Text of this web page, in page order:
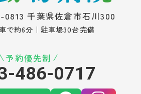
0813 千葉県佐倉市石川300
で約6分｜駐車場30台完備
予約優先制
486-0717